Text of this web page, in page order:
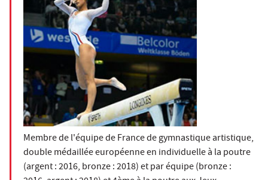
Membre de l'équipe de France de gymnastique artistique,
double médaillée européenne en individuelle à la poutre
(argent : 2016, bronze : 2018) et par équipe (bronze :